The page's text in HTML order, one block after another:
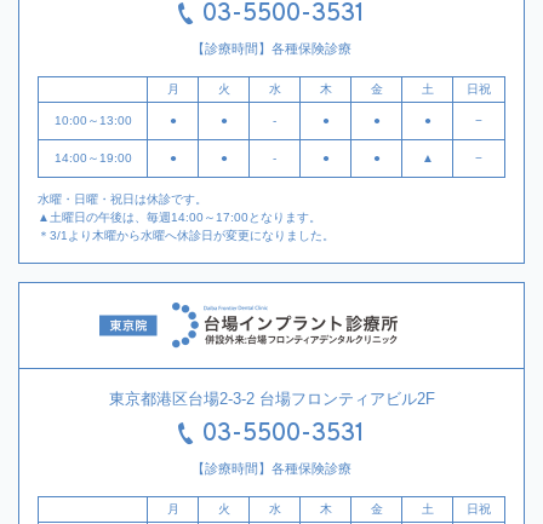
03-5500-3531
【診療時間】各種保険診療
月 火 水 木 金 土 日祝
10:00～13:00 ● ● - ● ● ● −
14:00～19:00 ● ● - ● ● ▲ −
水曜・日曜・祝日は休診です。
▲土曜日の午後は、毎週14:00～17:00となります。
＊3/1より木曜から水曜へ休診日が変更になりました。
東京都港区台場2-3-2 台場フロンティアビル2F
03-5500-3531
【診療時間】各種保険診療
月 火 水 木 金 土 日祝